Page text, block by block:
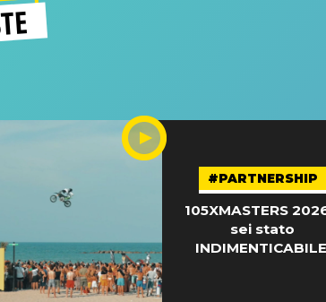
#PARTNERSHIP
105XMASTERS
sei stato